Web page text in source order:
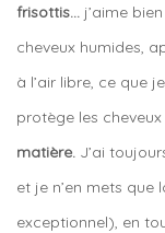
frisottis… j’aime
cheveux humides,
à l’air libre, ce que
protège les
matière. J’ai
et je n’en mets que
exceptionnel), en